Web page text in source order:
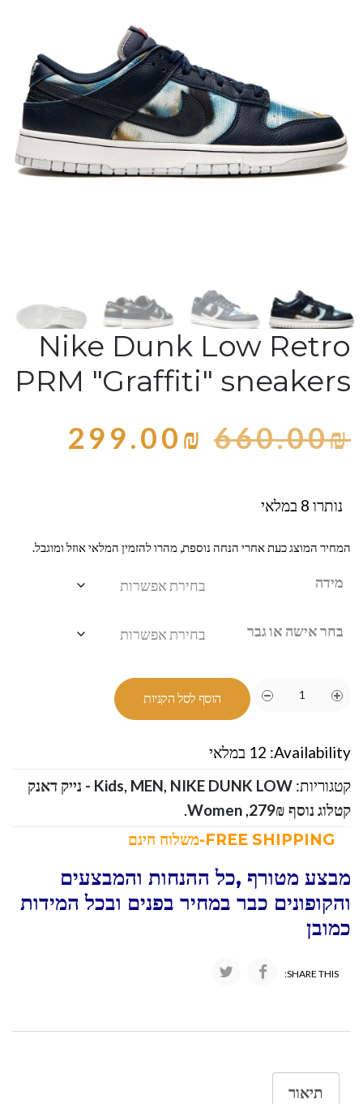
Nike Dunk Low Retro
PRM "Graffiti" sneakers
660.00₪
299.00₪
נותרו 8 במלאי
המחיר המוצג כעת אחרי הנחה נוספת, מהרו להזמין המלאי אוזל ומוגבל.
מידה
בחר אישה או גבר
הוסף לסל הקניות
Availability: 12 במלאי
קטגוריות:
Kids, MEN,
NIKE DUNK LOW - נייק דאנק
קטלוג נוסף 279₪
,
Women
.
מבצע מטורף ,כל ההנחות והמבצעים
והקופונים כבר במחיר בפנים ובכל המידות
כמובן
SHARE THIS:
תיאור